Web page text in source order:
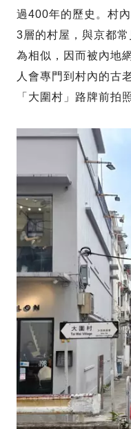
過400年的歷史。村
3層的村屋，與京都
為相似，因而被內地
人會專門到村內的古
「大圍村」路牌前拍